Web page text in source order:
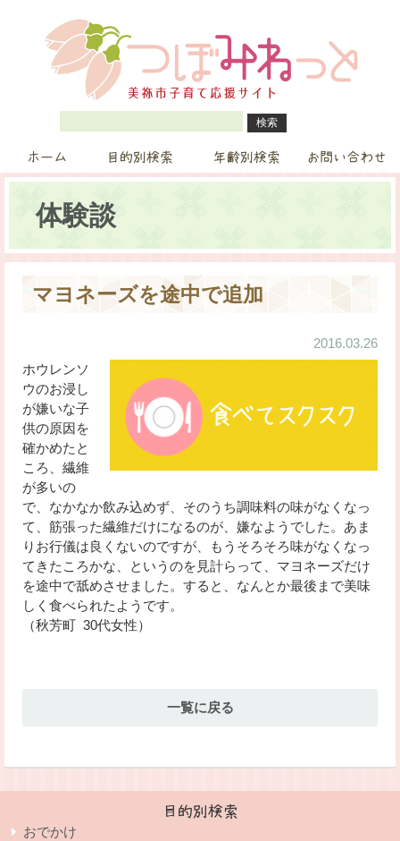
ホーム 目的別検索 年齢別検索 お問い合わせ
体験談
マヨネーズを途中で追加
2016.03.26
ホウレンソ
ウのお浸し
が嫌いな子
供の原因を
確かめたと
ころ、繊維
が多いの
で、なかなか飲み込めず、そのうち調味料の味がなくなっ
て、筋張った繊維だけになるのが、嫌なようでした。あま
りお行儀は良くないのですが、もうそろそろ味がなくなっ
てきたころかな、というのを見計らって、マヨネーズだけ
を途中で舐めさせました。すると、なんとか最後まで美味
しく食べられたようです。
（秋芳町 30代女性）
一覧に戻る
目的別検索
おでかけ